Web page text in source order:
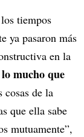
tiempos
ya pasaron más
en la
mucho que
cosas de la
que ella sabe
mutuamente”,